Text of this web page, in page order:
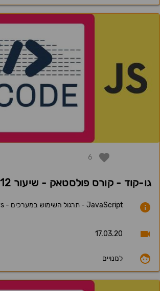
6
גו-קוד - קורס פולסטאק - שיעור 12
JavaScript - תרגול השימוש במערכים - Arrays
17.03.20
למנויים